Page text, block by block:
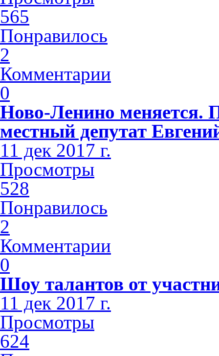
565
Понравилось
2
Комментарии
0
Ново-Ленино меняется.
местный депутат
11 дек 2017 г.
Просмотры
528
Понравилось
2
Комментарии
0
Шоу талантов от
11 дек 2017 г.
Просмотры
624